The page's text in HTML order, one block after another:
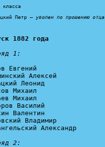
Петр – уволен по прошению отца
1882 года
1:
Евгений
Алексей
Леонид
Михаил
Михаил
Василий
Валентин
Владимир
Александр
2: